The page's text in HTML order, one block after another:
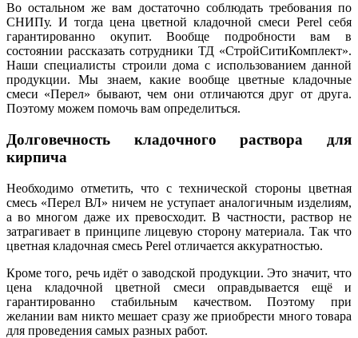
Во остальном же вам достаточно соблюдать требования по
СНИПу. И тогда цена цветной кладочной смеси Perel себя
гарантированно окупит. Вообще подробности вам в
состоянии рассказать сотрудники ТД «СтройСитиКомплект».
Наши специалисты строили дома с использованием данной
продукции. Мы знаем, какие вообще цветные кладочные
смеси «Перел» бывают, чем они отличаются друг от друга.
Поэтому можем помочь вам определиться.
Долговечность кладочного раствора для
кирпича
Необходимо отметить, что с технической стороны цветная
смесь «Перел ВЛ» ничем не уступает аналогичным изделиям,
а во многом даже их превосходит. В частности, раствор не
затрагивает в принципе лицевую сторону материала. Так что
цветная кладочная смесь Perel отличается аккуратностью.
Кроме того, речь идёт о заводской продукции. Это значит, что
цена кладочной цветной смеси оправдывается ещё и
гарантированно стабильным качеством. Поэтому при
желании вам никто мешает сразу же приобрести много товара
для проведения самых разных работ.